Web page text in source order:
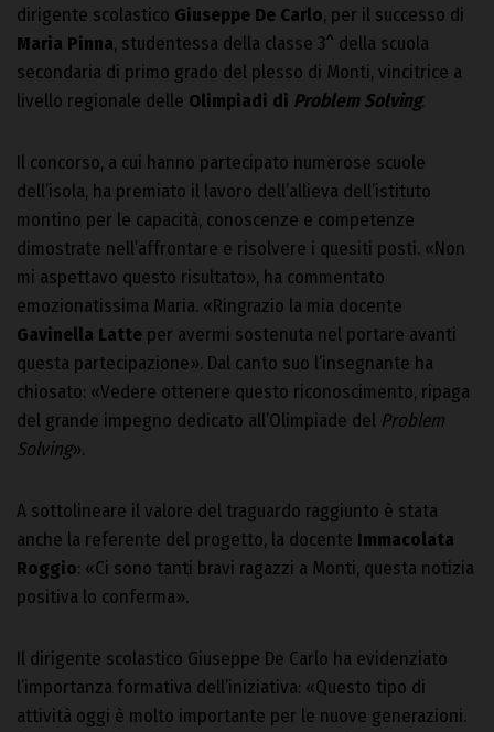
dirigente scolastico Giuseppe De Carlo, per il successo di
Maria Pinna, studentessa della classe 3^ della scuola
secondaria di primo grado del plesso di Monti, vincitrice a
livello regionale delle Olimpiadi di Problem Solving.
Il concorso, a cui hanno partecipato numerose scuole
dell’isola, ha premiato il lavoro dell’allieva dell’istituto
montino per le capacità, conoscenze e competenze
dimostrate nell’affrontare e risolvere i quesiti posti. «Non
mi aspettavo questo risultato», ha commentato
emozionatissima Maria. «Ringrazio la mia docente
Gavinella Latte per avermi sostenuta nel portare avanti
questa partecipazione». Dal canto suo l’insegnante ha
chiosato: «Vedere ottenere questo riconoscimento, ripaga
del grande impegno dedicato all’Olimpiade del Problem
Solving».
A sottolineare il valore del traguardo raggiunto è stata
anche la referente del progetto, la docente Immacolata
Roggio: «Ci sono tanti bravi ragazzi a Monti, questa notizia
positiva lo conferma».
Il dirigente scolastico Giuseppe De Carlo ha evidenziato
l’importanza formativa dell’iniziativa: «Questo tipo di
attività oggi è molto importante per le nuove generazioni.